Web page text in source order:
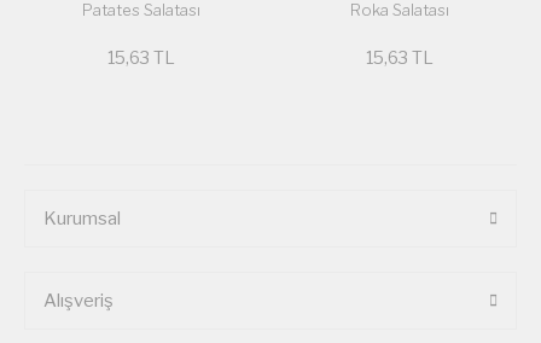
Patates Salatası
15,63 TL
Roka Salatası
15,63 TL
Kurumsal
Alışveriş